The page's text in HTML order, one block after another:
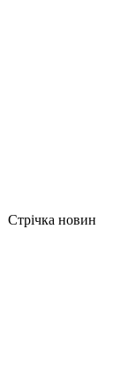
Стрічка новин